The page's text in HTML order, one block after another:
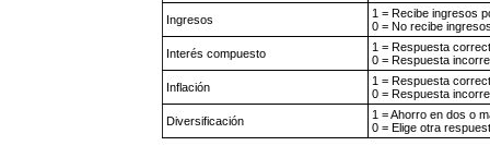
Ingresos
1 = Recibe ingresos
0 = No recibe
Interés compuesto
1 = Respuesta
0 = Respuesta
Inflación
1 = Respuesta
0 = Respuesta
Diversificación
1 = Ahorro en dos o
0 = Elige otra